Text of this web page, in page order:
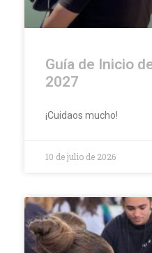
Guía de Inicio
2027
¡Cuidaos mucho!
10 de julio de 2026